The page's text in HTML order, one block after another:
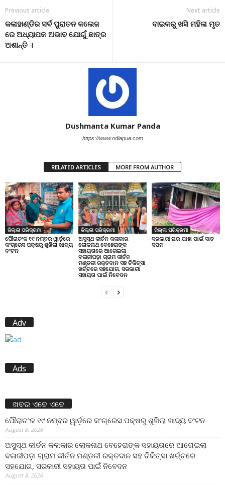
Previous article
କଳାହାଣ୍ଡିର ସର୍ବ ପୁରାତନ କଲେଜ
ରେ ଅଧ୍ୟାପକ ଅଭାବ ଯୋଗୁଁ ଛାତ୍ର
ଅଶାନ୍ତି ।
Next article
ବାଇକରୁ ଖସି ମହିଳା ମୃତ
Dushmanta Kumar Panda
https://www.odiapua.com
RELATED ARTICLES MORE FROM AUTHOR
ଜିଲ୍ଲା ପରିକ୍ରମା
ପୌରାଚଂଳ ୧୯ ନମ୍ବର ୱାର୍ଡ଼ରେ
କଂଗ୍ରେସ ପକ୍ଷରୁ ଶୁଖିଲା ଖାଦ୍ୟ
ବଂଟନ
ଜିଲ୍ଲା ପରିକ୍ରମା
ଅସୁସ୍ଥ କୀର୍ତନ କଳାକାର
ଲୋକନାଥ ବେହେରାଙ୍କ
ସହାୟତାରେ ଆଗେଇଲା
ବଳାଜୀପଡ଼ା ଗ୍ରାମ କୀର୍ତନ
ମଣ୍ଡଳୀ ରକ୍ତଦାନ ସହ ଚିକିତ୍ସା
ଖର୍ଚ୍ଚରେ ସହଯୋଗ, ସରକାରୀ
ସହାୟତା ପାଇଁ ନିବେଦନ
ଜିଲ୍ଲା ପରିକ୍ରମା
ସରକାରୀ ଘର ଯାହା ପାଇଁ ସାତ
ସପନ
Adv
Ads
ଖବର ଏବେ ଏବେ
ପୌରାଚଂଳ ୧୯ ନମ୍ବର ୱାର୍ଡ଼ରେ କଂଗ୍ରେସ ପକ୍ଷରୁ ଶୁଖିଲା ଖାଦ୍ୟ ବଂଟନ
August 8, 2026
ଅସୁସ୍ଥ କୀର୍ତନ କଳାକାର ଲୋକନାଥ ବେହେରାଙ୍କ ସହାୟତାରେ ଆଗେଇଲା
ବଳାଜୀପଡ଼ା ଗ୍ରାମ କୀର୍ତନ ମଣ୍ଡଳୀ ରକ୍ତଦାନ ସହ ଚିକିତ୍ସା ଖର୍ଚ୍ଚରେ
ସହଯୋଗ, ସରକାରୀ ସହାୟତା ପାଇଁ ନିବେଦନ
August 8, 2026